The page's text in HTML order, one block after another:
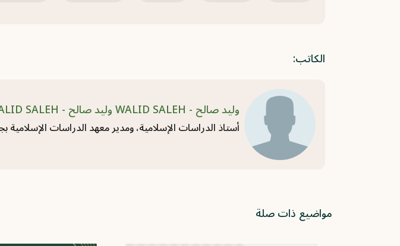
الكاتب:
وليد صالح - WALID SALEH وليد صالح - WALID SALEH
أستاذ الدراسات الإسلامية، ومدير معهد الدراسات الإسلامية
مواضيع ذات صلة